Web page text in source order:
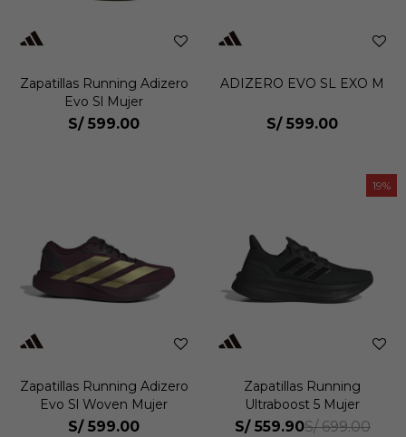
Zapatillas Running Adizero
Evo Sl Mujer
S/ 599.00
ADIZERO EVO SL EXO M
S/ 599.00
Zapatillas Running Adizero
Evo Sl Woven Mujer
S/ 599.00
19
Zapatillas Running
Ultraboost 5 Mujer
S/ 559.90S/ 699.00